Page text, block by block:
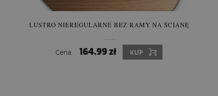
LUSTRO NIEREGULARNE BEZ RAMY NA ŚCIANĘ
Cena: 164.99 zł KUP